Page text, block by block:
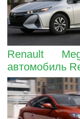
Renault
автомобиль